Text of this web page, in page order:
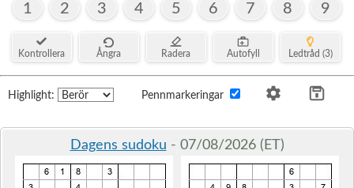
1 2 3 4 5 6 7 8 9
Kontrollera Ångra Radera Autofyll Ledtråd (3)
Highlight: Pennmarkeringar
Dagens sudoku - 07/08/2026 (ET)